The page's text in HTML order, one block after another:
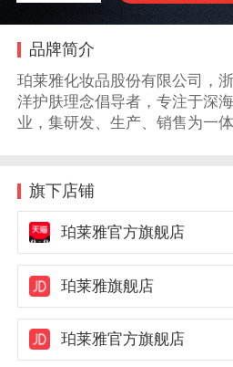
品牌简介
珀莱雅化妆品股份有限公司，
洋护肤理念倡导者，专注于深
业，集研发、生产、销售为一
旗下店铺
珀莱雅官方旗舰店
珀莱雅旗舰店
珀莱雅官方旗舰店